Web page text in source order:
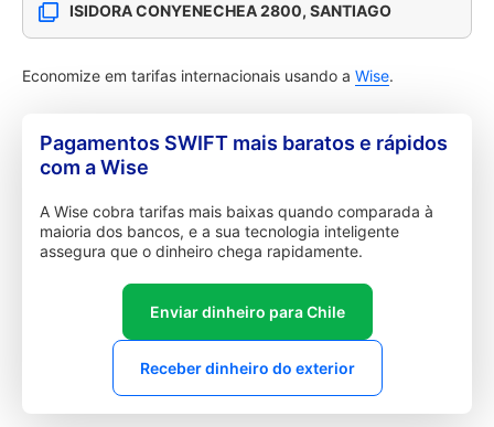
ISIDORA CONYENECHEA 2800, SANTIAGO
Economize em tarifas internacionais usando a Wise.
Pagamentos SWIFT mais baratos e rápidos
com a Wise
A Wise cobra tarifas mais baixas quando comparada à
maioria dos bancos, e a sua tecnologia inteligente
assegura que o dinheiro chega rapidamente.
Enviar dinheiro para Chile
Receber dinheiro do exterior